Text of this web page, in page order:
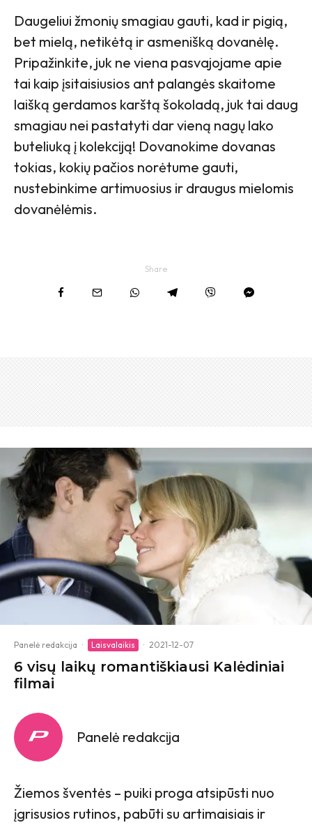
Daugeliui žmonių smagiau gauti, kad ir pigią,
bet mielą, netikėtą ir asmenišką dovanėlę.
Pripažinkite, juk ne viena pasvajojame apie
tai kaip įsitaisiusios ant palangės skaitome
laišką gerdamos karštą šokoladą, juk tai daug
smagiau nei pastatyti dar vieną nagų lako
buteliuką į kolekciją! Dovanokime dovanas
tokias, kokių pačios norėtume gauti,
nustebinkime artimuosius ir draugus mielomis
dovanėlėmis.
Share
Panelė redakcija · Laisvalaikis · 2021-12-07
6 visų laikų romantiškiausi Kalėdiniai
filmai
Panelė redakcija
Žiemos šventės – puiki proga atsipūsti nuo
įgrisusios rutinos, pabūti su artimaisiais ir